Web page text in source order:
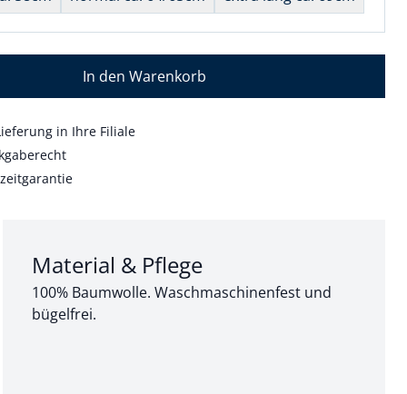
In den Warenkorb
in Ihre Filiale
Abschnitt 3 von 3:
Material & Pflege
100% Baumwolle. Waschmaschinenfest und
bügelfrei.